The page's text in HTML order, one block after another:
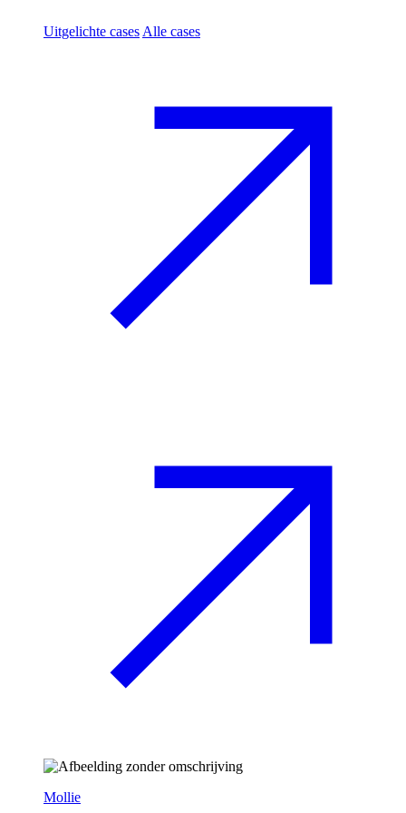
Uitgelichte cases Alle cases
Mollie